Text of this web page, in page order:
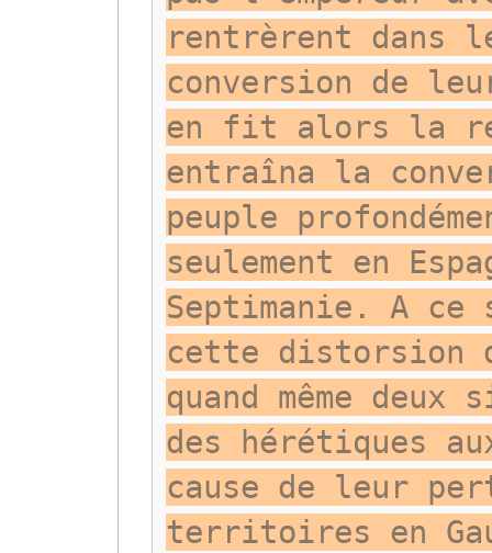
rentrèrent dans
conversion de
en fit alors la
entraîna la
peuple
seulement en
Septimanie. A
cette distorsion
quand même
des hérétiques
cause de leur
territoires en